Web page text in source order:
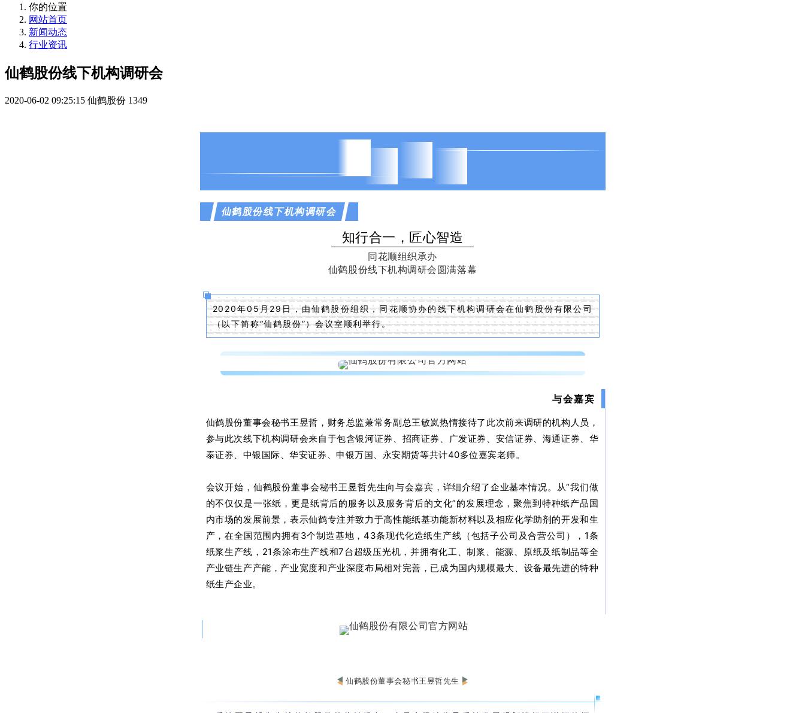
你的位置
网站首页
新闻动态
行业资讯
仙鹤股份线下机构调研会
2020-06-02 09:25:15 仙鹤股份 1349
同顺
仙鹤股份线下机构调研会
知行合一，匠心智造
同花顺组织承办
仙鹤股份线下机构调研会圆满落幕
2020年05月29日，由仙鹤股份组织，同花顺协办的线下机构调研会在仙鹤股份有限公司
（以下简称“仙鹤股份”）会议室顺利举行。
与会嘉宾
仙鹤股份董事会秘书王昱哲，财务总监兼常务副总王敏岚热情接待了此次前来调研的机构人员，
参与此次线下机构调研会来自于包含银河证券、招商证券、广发证券、安信证券、海通证券、华
泰证券、中银国际、华安证券、申银万国、永安期货等共计40多位嘉宾老师。
会议开始，仙鹤股份董事会秘书王昱哲先生向与会嘉宾，详细介绍了企业基本情况。从“我们做
的不仅仅是一张纸，更是纸背后的服务以及服务背后的文化”的发展理念，聚焦到特种纸产品国
内市场的发展前景，表示仙鹤专注并致力于高性能纸基功能新材料以及相应化学助剂的开发和生
产，在全国范围内拥有3个制造基地，43条现代化造纸生产线（包括子公司及合营公司），1条
纸浆生产线，21条涂布生产线和7台超级压光机，并拥有化工、制浆、能源、原纸及纸制品等全
产业链生产产能，产业宽度和产业深度布局相对完善，已成为国内规模最大、设备最先进的特种
纸生产企业。
仙鹤股份董事会秘书王昱哲先生